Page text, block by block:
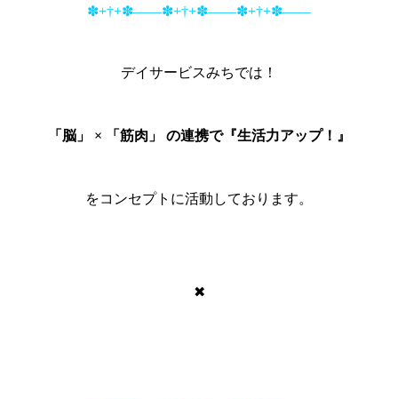
✽+†+✽――✽+†+✽――✽+†+✽――
デイサービスみちでは！
「脳」 × 「筋肉」 の連携で『生活力アップ！』
をコンセプトに活動しております。
✖